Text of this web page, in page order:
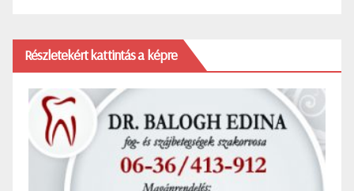
Részletekért kattintás a képre